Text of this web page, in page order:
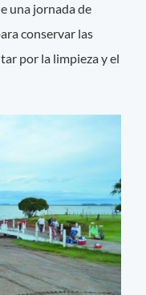
una jornada de
conservar las
por la limpieza y el